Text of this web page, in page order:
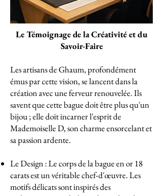
Le Témoignage de la Créativité et du
Savoir-Faire
Les artisans de Ghaum, profondément
émus par cette vision, se lancent dans la
création avec une ferveur renouvelée. Ils
savent que cette bague doit être plus qu'un
bijou ; elle doit incarner l'esprit de
Mademoiselle D, son charme ensorcelant et
sa passion ardente.
Le Design : Le corps de la bague en or 18
carats est un véritable chef-d'œuvre. Les
motifs délicats sont inspirés des